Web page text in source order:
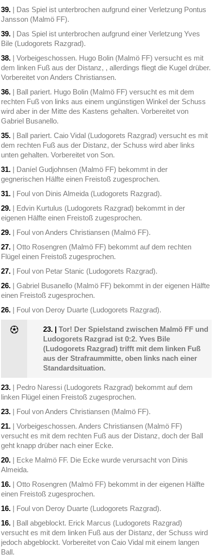
39. | Das Spiel ist unterbrochen aufgrund einer Verletzung Pontus
Jansson (Malmö FF).
39. | Das Spiel ist unterbrochen aufgrund einer Verletzung Yves
Bile (Ludogorets Razgrad).
38. | Vorbeigeschossen. Hugo Bolin (Malmö FF) versucht es mit
dem linken Fuß aus der Distanz, , allerdings fliegt die Kugel drüber.
Vorbereitet von Anders Christiansen.
36. | Ball pariert. Hugo Bolin (Malmö FF) versucht es mit dem
rechten Fuß von links aus einem ungünstigen Winkel der Schuss
wird aber in der Mitte des Kastens gehalten. Vorbereitet von
Gabriel Busanello.
35. | Ball pariert. Caio Vidal (Ludogorets Razgrad) versucht es mit
dem rechten Fuß aus der Distanz, der Schuss wird aber links
unten gehalten. Vorbereitet von Son.
31. | Daníel Gudjohnsen (Malmö FF) bekommt in der
gegnerischen Hälfte einen Freistoß zugesprochen.
31. | Foul von Dinis Almeida (Ludogorets Razgrad).
29. | Edvin Kurtulus (Ludogorets Razgrad) bekommt in der
eigenen Hälfte einen Freistoß zugesprochen.
29. | Foul von Anders Christiansen (Malmö FF).
27. | Otto Rosengren (Malmö FF) bekommt auf dem rechten
Flügel einen Freistoß zugesprochen.
27. | Foul von Petar Stanic (Ludogorets Razgrad).
26. | Gabriel Busanello (Malmö FF) bekommt in der eigenen Hälfte
einen Freistoß zugesprochen.
26. | Foul von Deroy Duarte (Ludogorets Razgrad).
23. |Tor! Der Spielstand zwischen Malmö FF und
Ludogorets Razgrad ist 0:2. Yves Bile
(Ludogorets Razgrad) trifft mit dem linken Fuß
aus der Strafraummitte, oben links nach einer
Standardsituation.
23. | Pedro Naressi (Ludogorets Razgrad) bekommt auf dem
linken Flügel einen Freistoß zugesprochen.
23. | Foul von Anders Christiansen (Malmö FF).
21. | Vorbeigeschossen. Anders Christiansen (Malmö FF)
versucht es mit dem rechten Fuß aus der Distanz, doch der Ball
geht knapp drüber nach einer Ecke.
20. | Ecke Malmö FF. Die Ecke wurde verursacht von Dinis
Almeida.
16. | Otto Rosengren (Malmö FF) bekommt in der eigenen Hälfte
einen Freistoß zugesprochen.
16. | Foul von Deroy Duarte (Ludogorets Razgrad).
16. | Ball abgeblockt. Erick Marcus (Ludogorets Razgrad)
versucht es mit dem linken Fuß aus der Distanz, der Schuss wird
jedoch abgeblockt. Vorbereitet von Caio Vidal mit einem langen
Ball.